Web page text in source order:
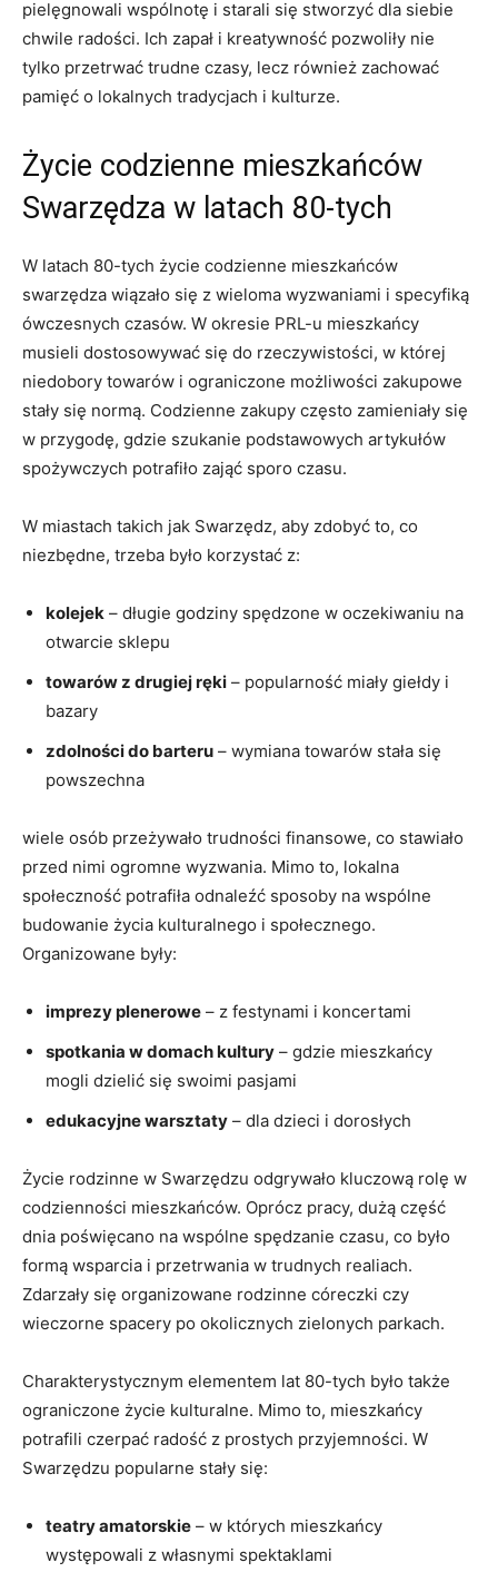
pielęgnowali wspólnotę i starali się stworzyć dla siebie
chwile radości. Ich zapał i kreatywność pozwoliły nie
tylko przetrwać trudne czasy, lecz również zachować
pamięć o lokalnych tradycjach i kulturze.
Życie codzienne mieszkańców
Swarzędza w latach 80-tych
W latach 80-tych życie codzienne mieszkańców
swarzędza wiązało się z wieloma wyzwaniami i specyfiką
ówczesnych czasów. W okresie PRL-u mieszkańcy
musieli dostosowywać się do rzeczywistości, w której
niedobory towarów i ograniczone możliwości zakupowe
stały się normą. Codzienne zakupy często zamieniały się
w przygodę, gdzie szukanie podstawowych artykułów
spożywczych potrafiło zająć sporo czasu.
W miastach takich jak Swarzędz, aby zdobyć to, co
niezbędne, trzeba było korzystać z:
kolejek – długie godziny spędzone w oczekiwaniu na
otwarcie sklepu
towarów z drugiej ręki – popularność miały giełdy i
bazary
zdolności do barteru – wymiana towarów stała się
powszechna
wiele osób przeżywało trudności finansowe, co stawiało
przed nimi ogromne wyzwania. Mimo to, lokalna
społeczność potrafiła odnaleźć sposoby na wspólne
budowanie życia kulturalnego i społecznego.
Organizowane były:
imprezy plenerowe – z festynami i koncertami
spotkania w domach kultury – gdzie mieszkańcy
mogli dzielić się swoimi pasjami
edukacyjne warsztaty – dla dzieci i dorosłych
Życie rodzinne w Swarzędzu odgrywało kluczową rolę w
codzienności mieszkańców. Oprócz pracy, dużą część
dnia poświęcano na wspólne spędzanie czasu, co było
formą wsparcia i przetrwania w trudnych realiach.
Zdarzały się organizowane rodzinne córeczki czy
wieczorne spacery po okolicznych zielonych parkach.
Charakterystycznym elementem lat 80-tych było także
ograniczone życie kulturalne. Mimo to, mieszkańcy
potrafili czerpać radość z prostych przyjemności. W
Swarzędzu popularne stały się:
teatry amatorskie – w których mieszkańcy
występowali z własnymi spektaklami